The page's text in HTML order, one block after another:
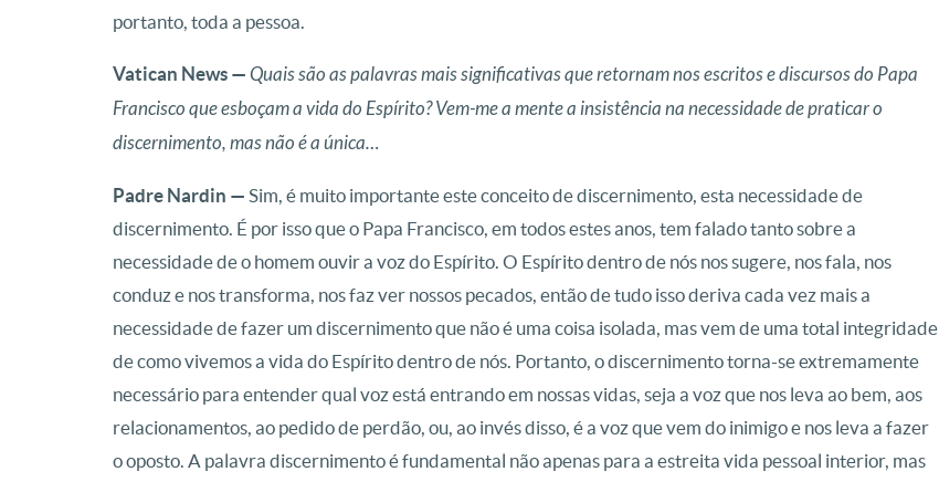
portanto, toda a pessoa.
Vatican News — Quais são as palavras mais significativas que retornam nos escritos e discursos do Papa
Francisco que esboçam a vida do Espírito? Vem-me a mente a insistência na necessidade de praticar o
discernimento, mas não é a única…
Padre Nardin — Sim, é muito importante este conceito de discernimento, esta necessidade de
discernimento. É por isso que o Papa Francisco, em todos estes anos, tem falado tanto sobre a
necessidade de o homem ouvir a voz do Espírito. O Espírito dentro de nós nos sugere, nos fala, nos
conduz e nos transforma, nos faz ver nossos pecados, então de tudo isso deriva cada vez mais a
necessidade de fazer um discernimento que não é uma coisa isolada, mas vem de uma total integridade
de como vivemos a vida do Espírito dentro de nós. Portanto, o discernimento torna-se extremamente
necessário para entender qual voz está entrando em nossas vidas, seja a voz que nos leva ao bem, aos
relacionamentos, ao pedido de perdão, ou, ao invés disso, é a voz que vem do inimigo e nos leva a fazer
o oposto. A palavra discernimento é fundamental não apenas para a estreita vida pessoal interior, mas